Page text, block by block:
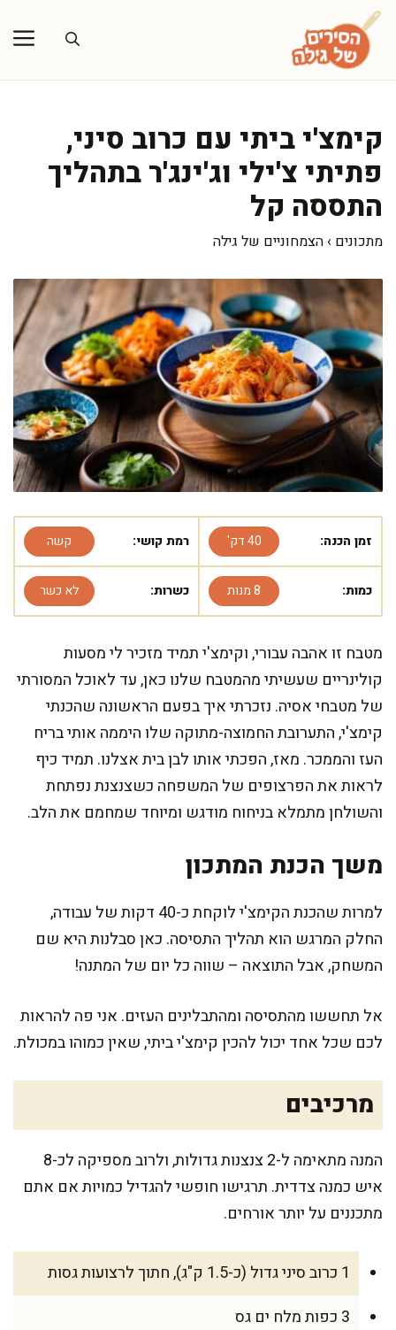
לדלג
לתוכן
קימצ'י ביתי עם כרוב סיני,
פתיתי צ'ילי וג'ינג'ר בתהליך
התססה קל
מתכונים › הצמחוניים של גילה
זמן הכנה: 40 דק' רמת קושי: קשה
כמות: 8 מנות כשרות: לא כשר
מטבח זו אהבה עבורי, וקימצ'י תמיד מזכיר לי מסעות
קולינריים שעשיתי מהמטבח שלנו כאן, עד לאוכל המסורתי
של מטבחי אסיה. נזכרתי איך בפעם הראשונה שהכנתי
קימצ'י, התערובת החמוצה-מתוקה שלו היממה אותי בריח
העז והממכר. מאז, הפכתי אותו לבן בית אצלנו. תמיד כיף
לראות את הפרצופים של המשפחה כשצנצנת נפתחת
והשולחן מתמלא בניחוח מודגש ומיוחד שמחמם את הלב.
משך הכנת המתכון
למרות שהכנת הקימצ'י לוקחת כ-40 דקות של עבודה,
החלק המרגש הוא תהליך התסיסה. כאן סבלנות היא שם
המשחק, אבל התוצאה – שווה כל יום של המתנה!
אל תחששו מהתסיסה ומהתבלינים העזים. אני פה להראות
לכם שכל אחד יכול להכין קימצ'י ביתי, שאין כמוהו במכולת.
מרכיבים
המנה מתאימה ל-2 צנצנות גדולות, ולרוב מספיקה לכ-8
איש כמנה צדדית. תרגישו חופשי להגדיל כמויות אם אתם
מתכננים על יותר אורחים.
1 כרוב סיני גדול (כ-1.5 ק"ג), חתוך לרצועות גסות
3 כפות מלח ים גס